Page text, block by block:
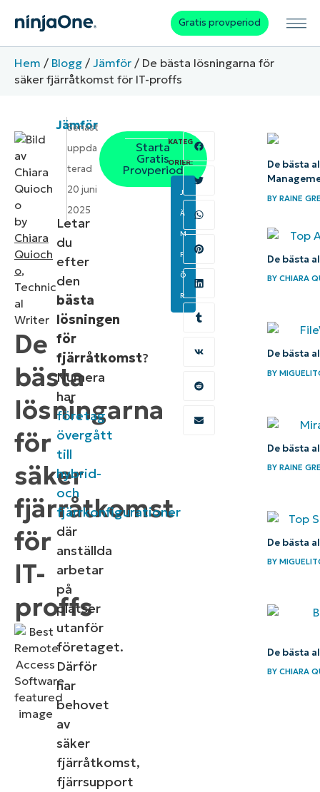
Gratis provperiod
Hem / Blogg / Jämför / De bästa lösningarna för
säker fjärråtkomst för IT-proffs
De
bästa
lösningarna
för
säker
fjärråtkomst
för
IT-
proffs
by
Chiara
Quioch
o,
Technic
al
Writer
Jämför
Senast
uppda
terad
20 juni
2025
Letar
du
efter
den
bästa
lösningen
för
fjärråtkomst?
Numera
har
företag
övergått
till
hybrid-
och
fjärrkonfigurationer
där
anställda
arbetar
på
platser
utanför
företaget.
Därför
har
behovet
av
säker
fjärråtkomst,
fjärrsupport
Starta
Gratis
Provperiod
KATEG
ORIER:
J
Ä
M
F
Ö
R
De bästa
BY RAINE
De bästa
BY CHIARA
De bästa
BY
De bästa
BY RAINE
De bästa
BY
De bästa
BY CHIARA